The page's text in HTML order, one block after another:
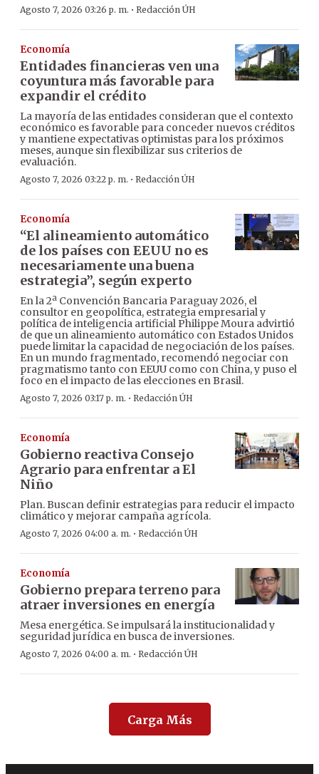
Agosto 7, 2026 03:26 p. m. · Redacción ÚH
Economía
Entidades financieras ven una
coyuntura más favorable para
expandir el crédito
La mayoría de las entidades consideran que el contexto
económico es favorable para conceder nuevos créditos
y mantiene expectativas optimistas para los próximos
meses, aunque sin flexibilizar sus criterios de
evaluación.
Agosto 7, 2026 03:22 p. m. · Redacción ÚH
Economía
“El alineamiento automático
de los países con EEUU no es
necesariamente una buena
estrategia”, según experto
En la 2ª Convención Bancaria Paraguay 2026, el
consultor en geopolítica, estrategia empresarial y
política de inteligencia artificial Philippe Moura advirtió
de que un alineamiento automático con Estados Unidos
puede limitar la capacidad de negociación de los países.
En un mundo fragmentado, recomendó negociar con
pragmatismo tanto con EEUU como con China, y puso el
foco en el impacto de las elecciones en Brasil.
Agosto 7, 2026 03:17 p. m. · Redacción ÚH
Economía
Gobierno reactiva Consejo
Agrario para enfrentar a El
Niño
Plan. Buscan definir estrategias para reducir el impacto
climático y mejorar campaña agrícola.
Agosto 7, 2026 04:00 a. m. · Redacción ÚH
Economía
Gobierno prepara terreno para
atraer inversiones en energía
Mesa energética. Se impulsará la institucionalidad y
seguridad jurídica en busca de inversiones.
Agosto 7, 2026 04:00 a. m. · Redacción ÚH
Carga Más